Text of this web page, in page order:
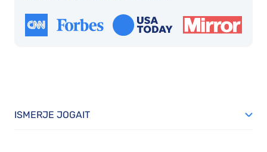
ISMERJE JOGAIT